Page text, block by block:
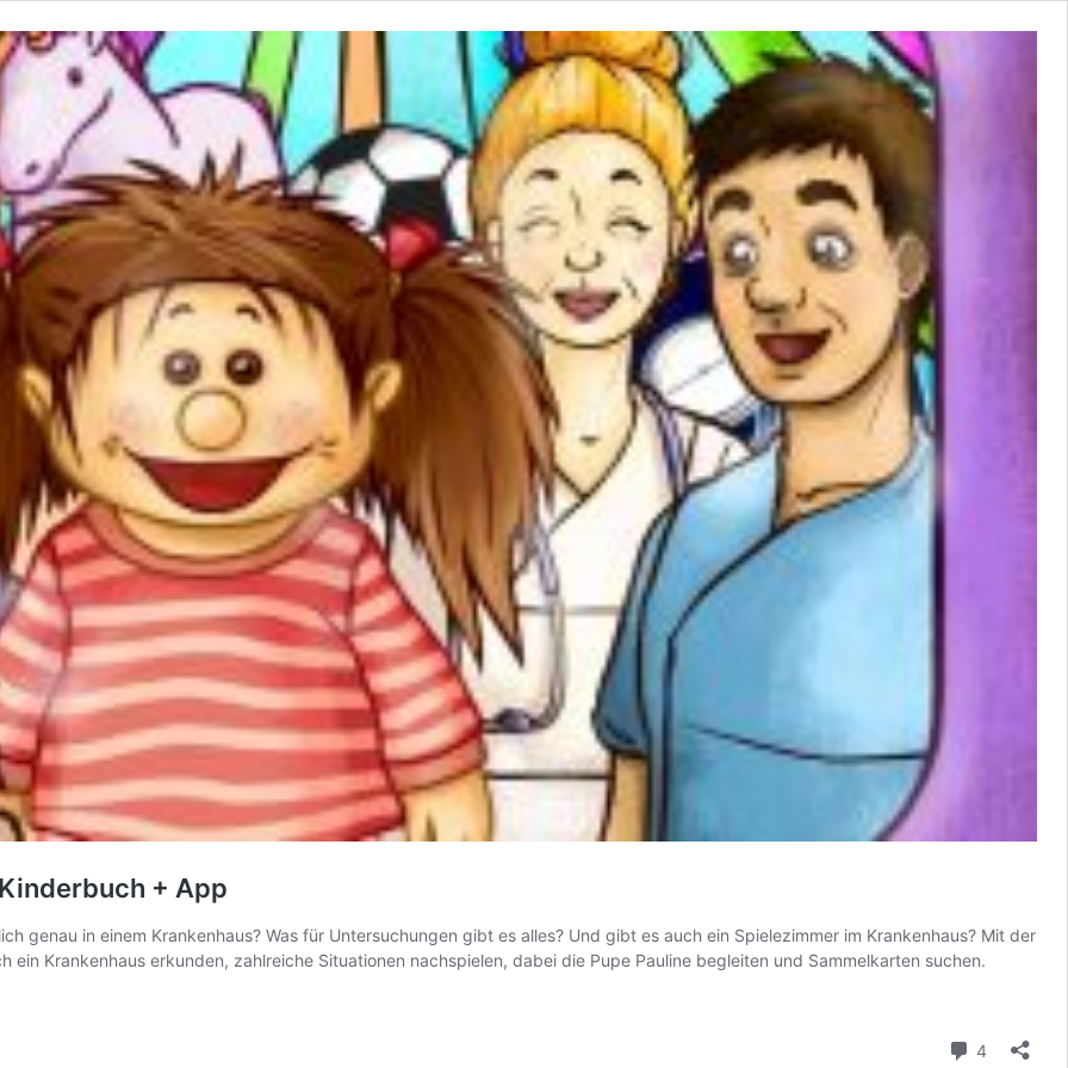
+ App
genau in einem Krankenhaus? Was für Untersuchungen gibt es alles? Und gibt es auch ein Spielezimmer im Krankenhaus? Mit der
ein Krankenhaus erkunden, zahlreiche Situationen nachspielen, dabei die Pupe Pauline begleiten und Sammelkarten suchen.
4